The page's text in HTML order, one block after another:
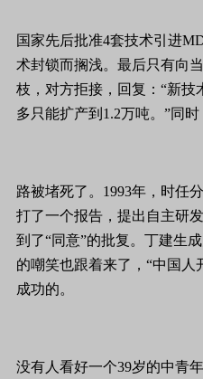
国家先后批准4套技术引进
术封锁而搁浅。最后只有向
枝，对方拒接，回复：“新技
多只能扩产到1.2万吨。”同
路被堵死了。1993年，时任
打了一个报告，提出自主研
到了“同意”的批复。丁建生
的嘲笑也跟着来了，“中国
成功的。
没有人看好一个39岁的中青